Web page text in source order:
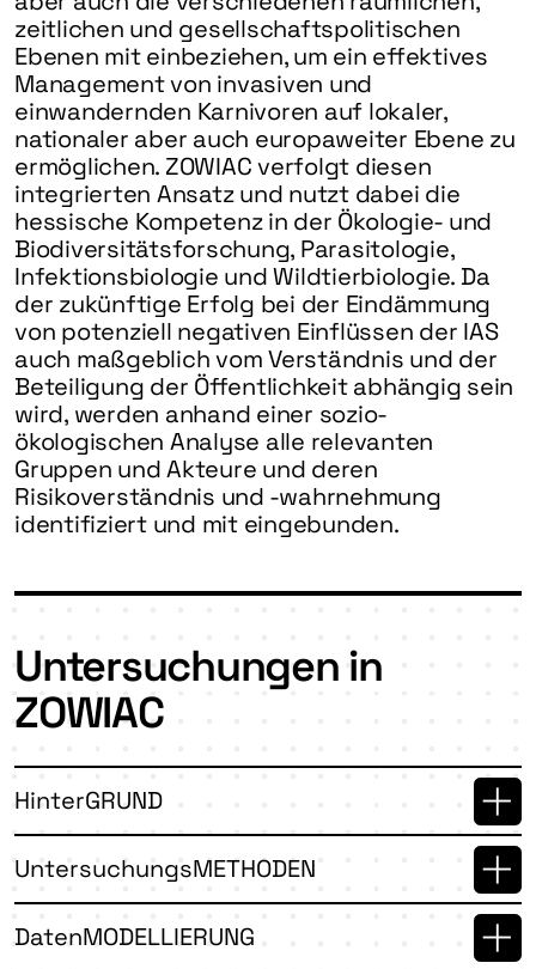
zeitlichen und gesellschaftspolitischen
Ebenen mit einbeziehen, um ein effektives
Management von invasiven und
einwandernden Karnivoren auf lokaler,
nationaler aber auch europaweiter Ebene zu
ermöglichen. ZOWIAC verfolgt diesen
integrierten Ansatz und nutzt dabei die
hessische Kompetenz in der Ökologie- und
Biodiversitätsforschung, Parasitologie,
Infektionsbiologie und Wildtierbiologie. Da
der zukünftige Erfolg bei der Eindämmung
von potenziell negativen Einflüssen der IAS
auch maßgeblich vom Verständnis und der
Beteiligung der Öffentlichkeit abhängig sein
wird, werden anhand einer sozio-
ökologischen Analyse alle relevanten
Gruppen und Akteure und deren
Risikoverständnis und -wahrnehmung
identifiziert und mit eingebunden.
Untersuchungen in
ZOWIAC
HinterGRUND
UntersuchungsMETHODEN
DatenMODELLIERUNG